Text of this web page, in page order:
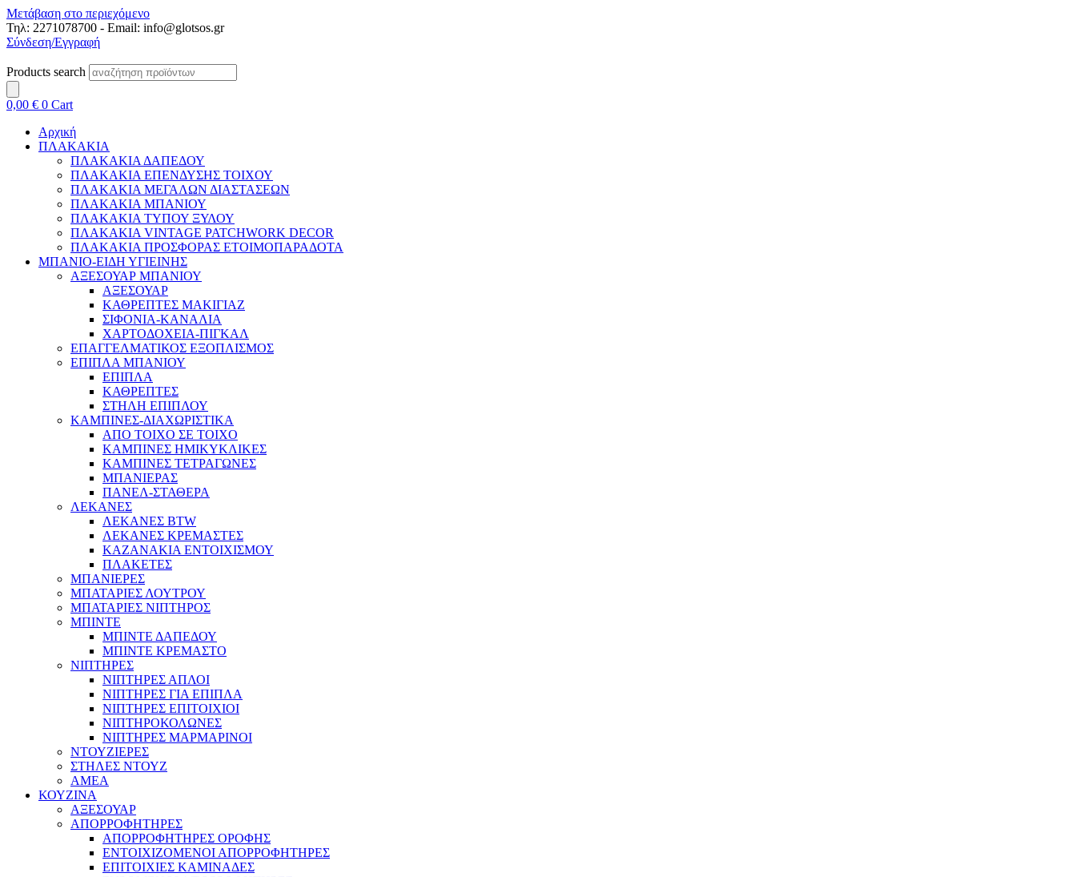
Μετάβαση στο περιεχόμενο
Τηλ: 2271078700 - Email: info@glotsos.gr
Σύνδεση/Εγγραφή
Products search
0,00 € 0 Cart
Αρχική
ΠΛΑΚΑΚΙΑ
ΠΛΑΚΑΚΙΑ ΔΑΠΕΔΟΥ
ΠΛΑΚΑΚΙΑ ΕΠΕΝΔΥΣΗΣ ΤΟΙΧΟΥ
ΠΛΑΚΑΚΙΑ ΜΕΓΑΛΩΝ ΔΙΑΣΤΑΣΕΩΝ
ΠΛΑΚΑΚΙΑ ΜΠΑΝΙΟΥ
ΠΛΑΚΑΚΙΑ ΤΥΠΟΥ ΞΥΛΟΥ
ΠΛΑΚΑΚΙΑ VINTAGE PATCHWORK DECOR
ΠΛΑΚΑΚΙΑ ΠΡΟΣΦΟΡΑΣ ΕΤΟΙΜΟΠΑΡΑΔΟΤΑ
ΜΠΑΝΙΟ-ΕΙΔΗ ΥΓΙΕΙΝΗΣ
ΑΞΕΣΟΥΑΡ ΜΠΑΝΙΟΥ
ΑΞΕΣΟΥΑΡ
ΚΑΘΡΕΠΤΕΣ ΜΑΚΙΓΙΑΖ
ΣΙΦΟΝΙΑ-ΚΑΝΑΛΙΑ
ΧΑΡΤΟΔΟΧΕΙΑ-ΠΙΓΚΑΛ
ΕΠΑΓΓΕΛΜΑΤΙΚΟΣ ΕΞΟΠΛΙΣΜΟΣ
ΕΠΙΠΛΑ ΜΠΑΝΙΟΥ
ΕΠΙΠΛΑ
ΚΑΘΡΕΠΤΕΣ
ΣΤΗΛΗ ΕΠΙΠΛΟΥ
ΚΑΜΠΙΝΕΣ-ΔΙΑΧΩΡΙΣΤΙΚΑ
ΑΠΟ ΤΟΙΧΟ ΣΕ ΤΟΙΧΟ
ΚΑΜΠΙΝΕΣ ΗΜΙΚΥΚΛΙΚΕΣ
ΚΑΜΠΙΝΕΣ ΤΕΤΡΑΓΩΝΕΣ
ΜΠΑΝΙΕΡΑΣ
ΠΑΝΕΛ-ΣΤΑΘΕΡΑ
ΛΕΚΑΝΕΣ
ΛΕΚΑΝΕΣ BTW
ΛΕΚΑΝΕΣ ΚΡΕΜΑΣΤΕΣ
ΚΑΖΑΝΑΚΙΑ ΕΝΤΟΙΧΙΣΜΟΥ
ΠΛΑΚΕΤΕΣ
ΜΠΑΝΙΕΡΕΣ
ΜΠΑΤΑΡΙΕΣ ΛΟΥΤΡΟΥ
ΜΠΑΤΑΡΙΕΣ ΝΙΠΤΗΡΟΣ
ΜΠΙΝΤΕ
ΜΠΙΝΤΕ ΔΑΠΕΔΟΥ
ΜΠΙΝΤΕ ΚΡΕΜΑΣΤΟ
ΝΙΠΤΗΡΕΣ
ΝΙΠΤΗΡΕΣ ΑΠΛΟΙ
ΝΙΠΤΗΡΕΣ ΓΙΑ ΕΠΙΠΛΑ
ΝΙΠΤΗΡΕΣ ΕΠΙΤΟΙΧΙΟΙ
ΝΙΠΤΗΡΟΚΟΛΩΝΕΣ
ΝΙΠΤΗΡΕΣ ΜΑΡΜΑΡΙΝΟΙ
ΝΤΟΥΖΙΕΡΕΣ
ΣΤΗΛΕΣ ΝΤΟΥΖ
ΑΜΕΑ
ΚΟΥΖΙΝΑ
ΑΞΕΣΟΥΑΡ
ΑΠΟΡΡΟΦΗΤΗΡΕΣ
ΑΠΟΡΡΟΦΗΤΗΡΕΣ ΟΡΟΦΗΣ
ΕΝΤΟΙΧΙΖΟΜΕΝΟΙ ΑΠΟΡΡΟΦΗΤΗΡΕΣ
ΕΠΙΤΟΙΧΙΕΣ ΚΑΜΙΝΑΔΕΣ